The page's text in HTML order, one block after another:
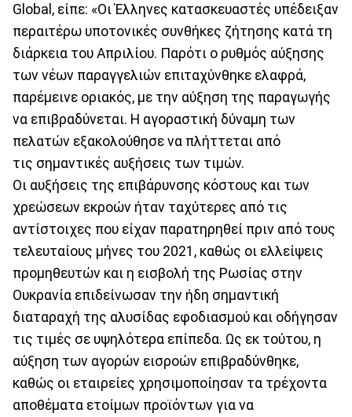
Global, είπε: «Οι Έλληνες κατασκευαστές υπέδειξαν
περαιτέρω υποτονικές συνθήκες ζήτησης κατά τη
διάρκεια του Απριλίου. Παρότι ο ρυθμός αύξησης
των νέων παραγγελιών επιταχύνθηκε ελαφρά,
παρέμεινε οριακός, με την αύξηση της παραγωγής
να επιβραδύνεται. Η αγοραστική δύναμη των
πελατών εξακολούθησε να πλήττεται από
τις σημαντικές αυξήσεις των τιμών.
Οι αυξήσεις της επιβάρυνσης κόστους και των
χρεώσεων εκροών ήταν ταχύτερες από τις
αντίστοιχες που είχαν παρατηρηθεί πριν από τους
τελευταίους μήνες του 2021, καθώς οι ελλείψεις
προμηθευτών και η εισβολή της Ρωσίας στην
Ουκρανία επιδείνωσαν την ήδη σημαντική
διαταραχή της αλυσίδας εφοδιασμού και οδήγησαν
τις τιμές σε υψηλότερα επίπεδα. Ως εκ τούτου, η
αύξηση των αγορών εισροών επιβραδύνθηκε,
καθώς οι εταιρείες χρησιμοποίησαν τα τρέχοντα
αποθέματα ετοίμων προϊόντων για να